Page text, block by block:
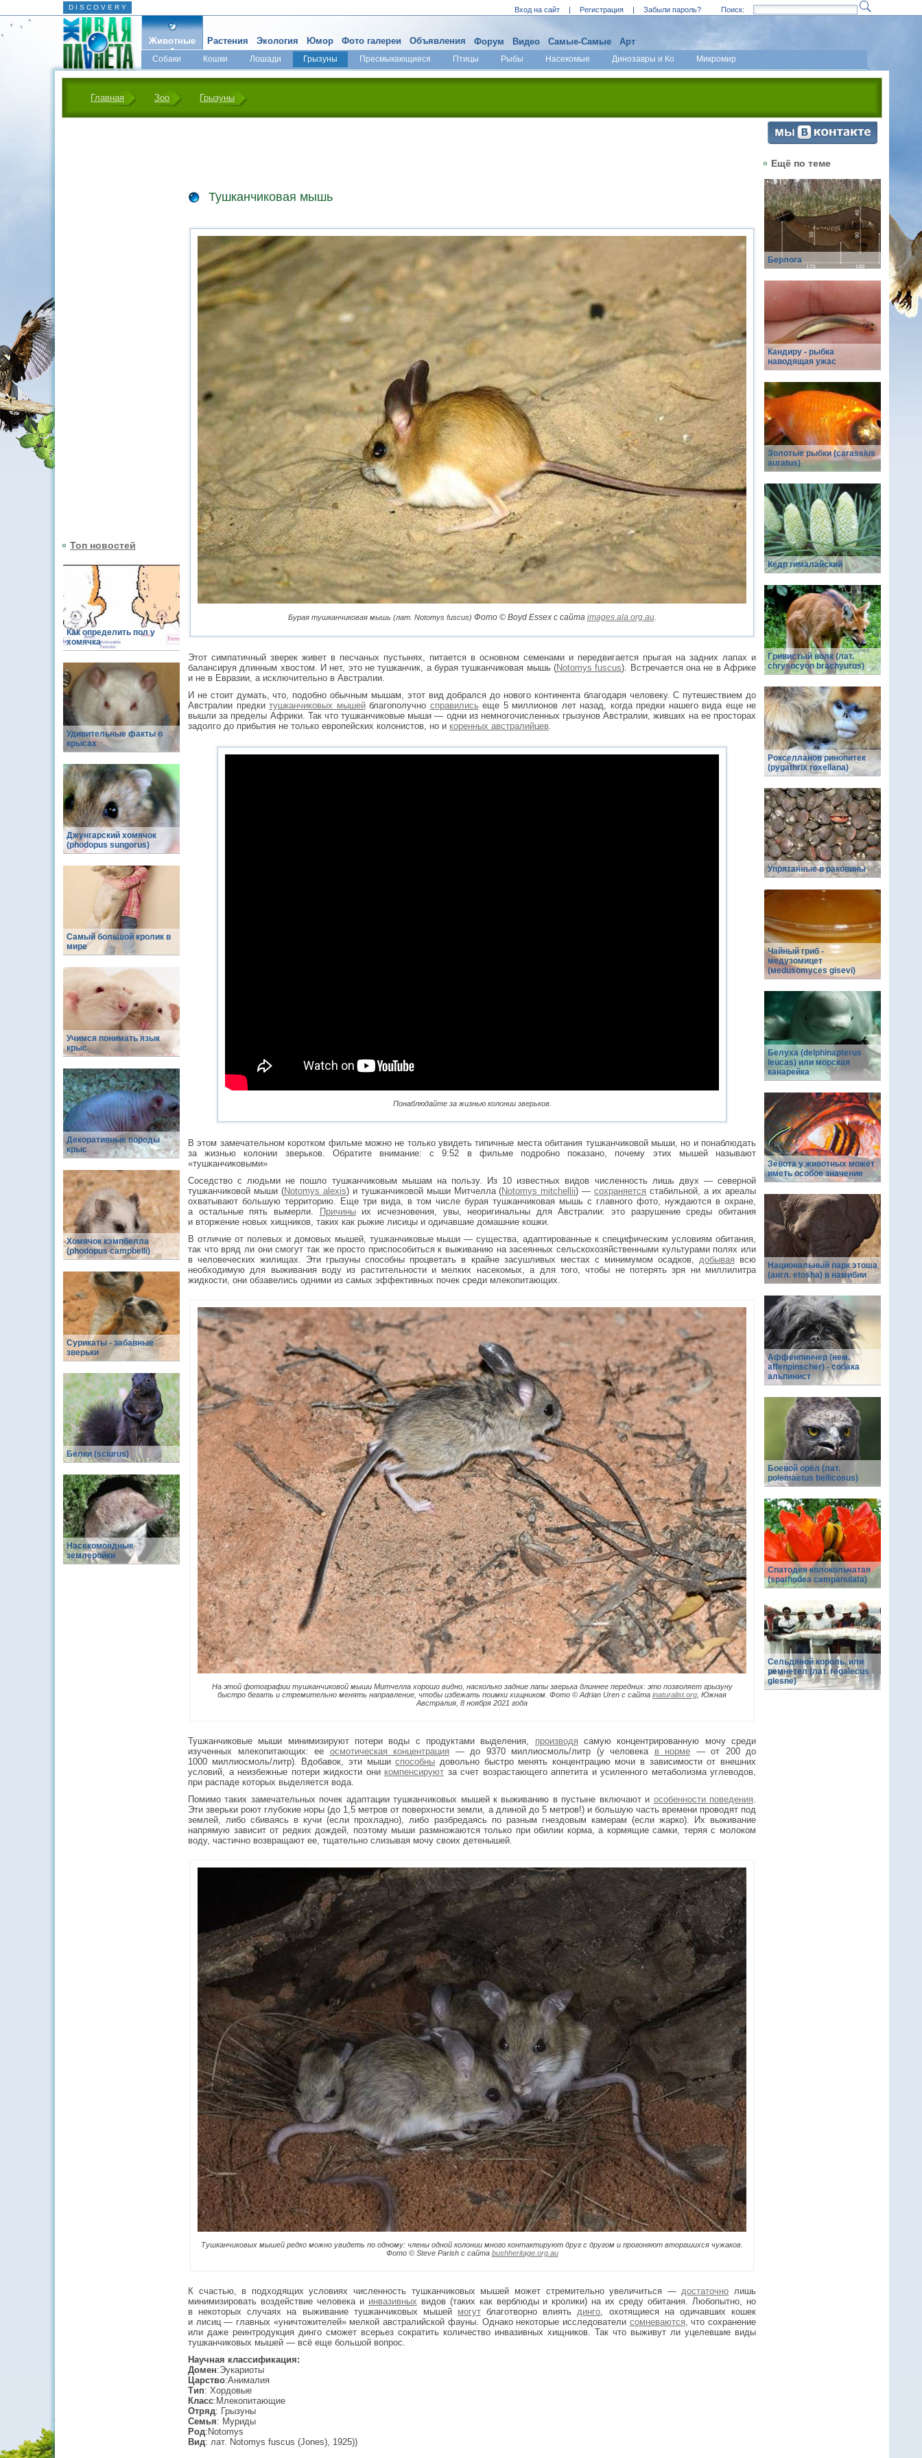
D I S C O V E R Y Вход на сайт | Регистрация | Забыли пароль? Поиск:
Животные
Собаки Кошки Лошади Грызуны Пресмыкающиеся Птицы Рыбы Насекомые Динозавры и Ко Микромир
Растения Экология Юмор Фото галереи Объявления Форум Видео Самые-Самые Арт
Главная Зоо Грызуны
Топ новостей
Как определить пол у
хомячка
Удивительные факты о
крысах
Джунгарский хомячок
(phodopus sungorus)
Самый большой кролик в
мире
Учимся понимать язык
крыс
Декоративные породы
крыс
Хомячок кэмпбелла
(phodopus campbelli)
Сурикаты - забавные
зверьки
Белки (sciurus)
Насекомоядные
землеройки
Тушканчиковая мышь
Бурая тушканчиковая мышь (лат. Notomys fuscus) Фото © Boyd Essex с сайта images.ala.org.au.
Этот симпатичный зверек живет в песчаных пустынях, питается в основном семенами и передвигается прыгая на задних лапах и
балансируя длинным хвостом. И нет, это не тушканчик, а бурая тушканчиковая мышь (Notomys fuscus). Встречается она не в Африке
и не в Евразии, а исключительно в Австралии.
И не стоит думать, что, подобно обычным мышам, этот вид добрался до нового континента благодаря человеку. С путешествием до
Австралии предки тушканчиковых мышейблагополучно справились еще 5 миллионов лет назад, когда предки нашего вида еще не
вышли за пределы Африки. Так что тушканчиковые мыши — одни из немногочисленных грызунов Австралии, живших на ее просторах
задолго до прибытия не только европейских колонистов, но и коренных австралийцев.
Понаблюдайте за жизнью колонии зверьков.
В этом замечательном коротком фильме можно не только увидеть типичные места обитания тушканчиковой мыши, но и понаблюдать
за жизнью колонии зверьков. Обратите внимание: с 9:52 в фильме подробно показано, почему этих мышей называют
«тушканчиковыми»
Соседство с людьми не пошло тушканчиковым мышам на пользу. Из 10 известных видов численность лишь двух — северной
тушканчиковой мыши (Notomys alexis) и тушканчиковой мыши Митчелла (Notomys mitchellii) —сохраняется стабильной, а их ареалы
охватывают большую территорию. Еще три вида, в том числе бурая тушканчиковая мышь с главного фото, нуждаются в охране,
а остальные пять вымерли.
Причиныих исчезновения, увы, неоригинальны для Австралии: это разрушение среды обитания
и вторжение новых хищников, таких как рыжие лисицы и одичавшие домашние кошки.
В отличие от полевых и домовых мышей, тушканчиковые мыши — существа, адаптированные к специфическим условиям обитания,
так что вряд ли они смогут так же просто приспособиться к выживанию на засеянных сельскохозяйственными культурами полях или
в человеческих жилищах. Эти грызуны способны процветать в крайне засушливых местах с минимумом осадков, добывая всю
необходимую для выживания воду из растительности и мелких насекомых, а для того, чтобы не потерять зря ни миллилитра
жидкости, они обзавелись одними из самых эффективных почек среди млекопитающих.
На этой фотографии тушканчиковой мыши Митчелла хорошо видно, насколько задние лапы зверька длиннее передних: это позволяет грызуну
быстро бегать и стремительно менять направление, чтобы избежать поимки хищником. Фото © Adrian Uren с сайта inaturalist.org , Южная
Австралия, 8 ноября 2021 года
Тушканчиковые мыши минимизируют потери воды с продуктами выделения, производя самую концентрированную мочу среди
изученных млекопитающих: ее осмотическая концентрация — до 9370 миллиосмоль/литр (у человека в норме — от 200 до
1000 миллиосмоль/литр). Вдобавок, эти мышиспособны довольно быстро менять концентрацию мочи в зависимости от внешних
условий, а неизбежные потери жидкости они компенсируют за счет возрастающего аппетита и усиленного метаболизма углеводов,
при распаде которых выделяется вода.
Помимо таких замечательных почек адаптации тушканчиковых мышей к выживанию в пустыне включают и особенности поведения.
Эти зверьки роют глубокие норы (до 1,5 метров от поверхности земли, а длиной до 5 метров!) и большую часть времени проводят под
землей, либо сбиваясь в кучи (если прохладно), либо разбредаясь по разным гнездовым камерам (если жарко). Их выживание
напрямую зависит от редких дождей, поэтому мыши размножаются только при обилии корма, а кормящие самки, теряя с молоком
воду, частично возвращают ее, тщательно слизывая мочу своих детенышей.
Тушканчиковых мышей редко можно увидеть по одному: члены одной колонии много контактируют друг с другом и прогоняют вторгшихся чужаков.
Фото © Steve Parish с сайта bushheritage.org.au
К счастью, в подходящих условиях численность тушканчиковых мышей может стремительно увеличиться —достаточно лишь
минимизировать воздействие человека и инвазивных видов (таких как верблюды и кролики) на их среду обитания. Любопытно, но
в некоторых случаях на выживание тушканчиковых мышей могут благотворно влиятьдинго, охотящиеся на одичавших кошек
и лисиц — главных «уничтожителей» мелкой австралийской фауны. Однако некоторые исследователи сомневаются, что сохранение
или даже реинтродукция динго сможет всерьез сократить количество инвазивных хищников. Так что выживут ли уцелевшие виды
тушканчиковых мышей — всё еще большой вопрос.
Научная классификация:
Домен:Эукариоты
Царство:Анималия
Тип: Хордовые
Класс:Млекопитающие
Отряд: Грызуны
Семья: Муриды
Род:Notomys
Вид: лат. Notomys fuscus (Jones), 1925))
Ещё по теме
Берлога
Кандиру - рыбка
наводящая ужас
Золотые рыбки (carassius
auratus)
Кедр гималайский
Гривистый волк (лат.
chrysocyon brachyurus)
Рокселланов ринопитек
(pygathrix roxellana)
Упрятанные в раковины
Чайный гриб -
медузомицет
(меdusomyces gisevi)
Белуха (delphinapterus
leucas) или морская
канарейка
Зевота у животных может
иметь особое значение
Национальный парк этоша
(англ. etosha) в намибии
Аффенпинчер (нем.
affenpinscher) - собака
альпинист
Боевой орёл (лат.
polemaetus bellicosus)
Спатодея колокольчатая
(spathodea campanulata)
Сельдяной король, или
ремнетел (лат. regalecus
glesne)